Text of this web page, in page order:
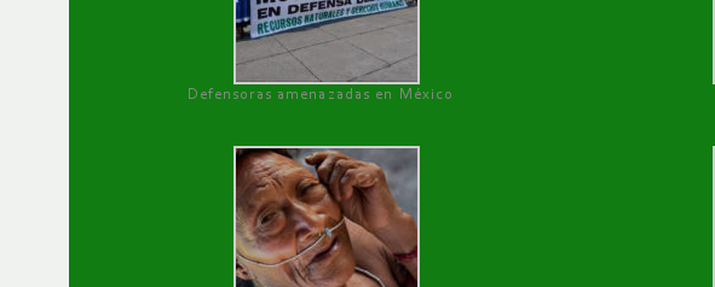
Defensoras amenazadas en México